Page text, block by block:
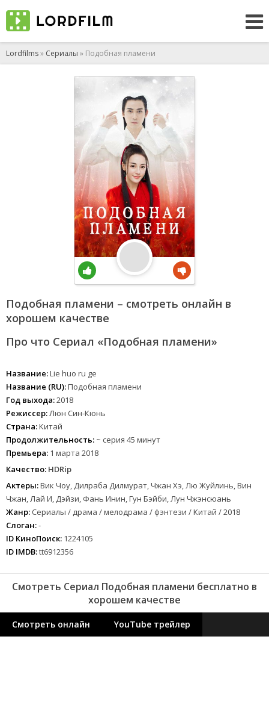
Lordfilms» Сериалы » Подобная пламени
Подобная пламени – смотреть онлайн в
хорошем качестве
Про что Сериал «Подобная пламени»
Название:Lie huo ru ge
Название (RU):Подобная пламени
Год выхода:2018
Режиссер:Люн Син-Кюнь
Страна:Китай
Продолжительность: ~ серия 45 минут
Премьера: 1 марта 2018
Качество: HDRip
Актеры:Вик Чоу, Дилраба Дилмурат, Чжан Хэ, Лю Жуйлинь, Вин
Чжан, Лай И, Дэйзи, Фань Инин, Гун Бэйби, Лун Чжэнсюань
Жанр: Сериалы / драма / мелодрама / фэнтези / Китай / 2018
Слоган:-
ID КиноПоиск: 1224105
ID IMDB:tt6912356
Смотреть Сериал Подобная пламени бесплатно в
хорошем качестве
Смотреть онлайн YouTube трейлер